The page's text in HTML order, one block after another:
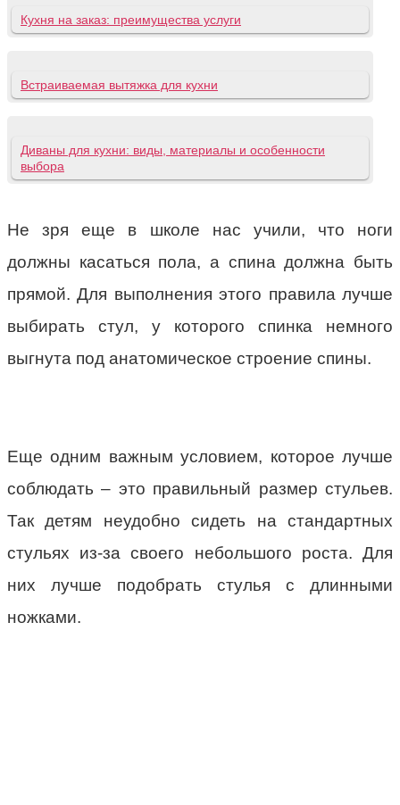
Кухня на заказ: преимущества услуги
Встраиваемая вытяжка для кухни
Диваны для кухни: виды, материалы и особенности
выбора
Не зря еще в школе нас учили, что ноги
должны касаться пола, а спина должна быть
прямой. Для выполнения этого правила лучше
выбирать стул, у которого спинка немного
выгнута под анатомическое строение спины.
Еще одним важным условием, которое лучше
соблюдать – это правильный размер стульев.
Так детям неудобно сидеть на стандартных
стульях из-за своего небольшого роста. Для
них лучше подобрать стулья с длинными
ножками.